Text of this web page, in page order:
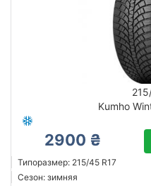
Kumho
2900 ₴
Типоразмер: 215/45 R17
Сезон: зимняя